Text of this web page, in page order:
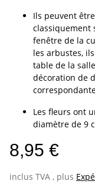
Ils peuvent
classiquement
fenêtre de la
les arbustes,
table de la
décoration de
Les fleurs ont
diamètre de 9
8,95 €
inclus TVA , plus